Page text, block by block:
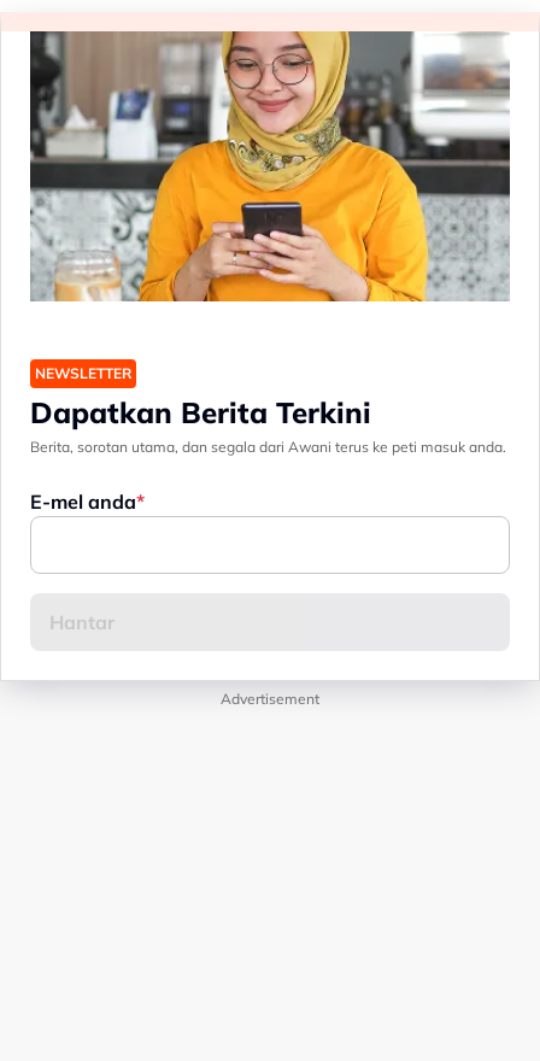
NEWSLETTER
Dapatkan Berita Terkini
Berita, sorotan utama, dan segala dari Awani terus ke peti masuk anda.
E-mel anda
Advertisement